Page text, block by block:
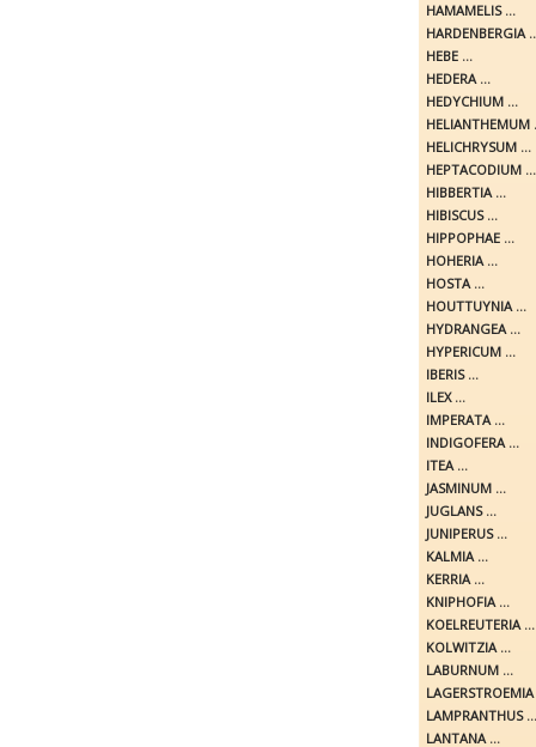
HAMAMELIS ...
HARDENBERGIA
HEBE ...
HEDERA ...
HEDYCHIUM ...
HELIANTHEMUM
HELICHRYSUM ...
HEPTACODIUM ...
HIBBERTIA ...
HIBISCUS ...
HIPPOPHAE ...
HOHERIA ...
HOSTA ...
HOUTTUYNIA ...
HYDRANGEA ...
HYPERICUM ...
IBERIS ...
ILEX ...
IMPERATA ...
INDIGOFERA ...
ITEA ...
JASMINUM ...
JUGLANS ...
JUNIPERUS ...
KALMIA ...
KERRIA ...
KNIPHOFIA ...
KOELREUTERIA ...
KOLWITZIA ...
LABURNUM ...
LAMPRANTHUS ...
LANTANA ...